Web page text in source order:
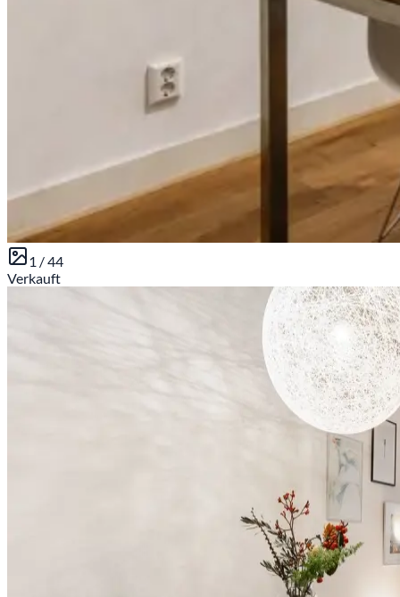
1 /44
Verkauft